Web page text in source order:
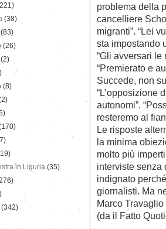
problema della
cancelliere
migranti”. “Lei
sta impostando
“Gli avversari
“Premierato e
Succede, non
“L’opposizione
autonomi”.
resteremo al
Le risposte
la minima
molto più
interviste senza
indignato
giornalisti. Ma
Marco Travaglio
(da il Fatto
(38)
(83)
(26)
(2)
(8)
in Liguria (35)
(342)